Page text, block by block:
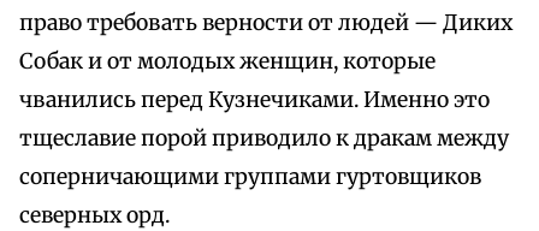
право требовать верности от людей — Диких
Собак и от молодых женщин, которые
чванились перед Кузнечиками. Именно это
тщеславие порой приводило к дракам между
соперничающими группами гуртовщиков
северных орд.